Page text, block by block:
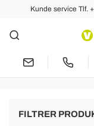
Kunde service Tlf.
Klassiske
FILTRER